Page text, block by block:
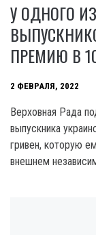
У ОДНОГО
ПРЕМИЮ В
2 ФЕВРАЛЯ, 2022
Верховная Рада
выпускника
гривен, которую
внешнем